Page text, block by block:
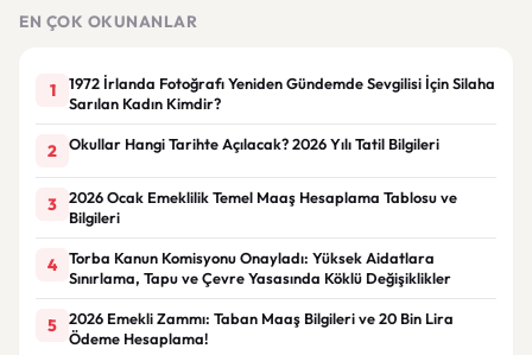
EN ÇOK OKUNANLAR
1
1972 İrlanda Fotoğrafı Yeniden Gündemde Sevgilisi İçin Silaha
Sarılan Kadın Kimdir?
2 Okullar Hangi Tarihte Açılacak? 2026 Yılı Tatil Bilgileri
3
2026 Ocak Emeklilik Temel Maaş Hesaplama Tablosu ve
Bilgileri
4
Torba Kanun Komisyonu Onayladı: Yüksek Aidatlara
Sınırlama, Tapu ve Çevre Yasasında Köklü Değişiklikler
5
2026 Emekli Zammı: Taban Maaş Bilgileri ve 20 Bin Lira
Ödeme Hesaplama!